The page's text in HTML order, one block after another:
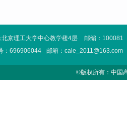
京理工大学中心教学楼4层
邮编：100081
：696906044 邮箱：cale_2011@163.com
©版权所有：中国